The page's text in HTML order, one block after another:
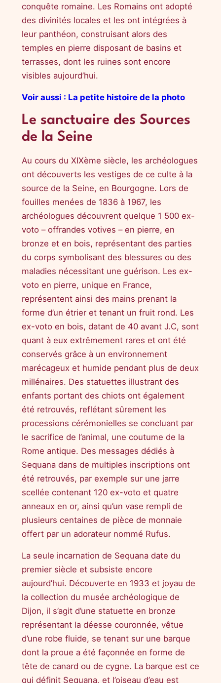
conquête romaine. Les Romains ont adopté
des divinités locales et les ont intégrées à
leur panthéon, construisant alors des
temples en pierre disposant de basins et
terrasses, dont les ruines sont encore
visibles aujourd’hui.
Voir aussi : La petite histoire de la photo
Le sanctuaire des Sources
de la Seine
Au cours du XIXème siècle, les archéologues
ont découverts les vestiges de ce culte à la
source de la Seine, en Bourgogne. Lors de
fouilles menées de 1836 à 1967, les
archéologues découvrent quelque 1 500 ex-
voto – offrandes votives – en pierre, en
bronze et en bois, représentant des parties
du corps symbolisant des blessures ou des
maladies nécessitant une guérison. Les ex-
voto en pierre, unique en France,
représentent ainsi des mains prenant la
forme d’un étrier et tenant un fruit rond. Les
ex-voto en bois, datant de 40 avant J.C, sont
quant à eux extrêmement rares et ont été
conservés grâce à un environnement
marécageux et humide pendant plus de deux
millénaires. Des statuettes illustrant des
enfants portant des chiots ont également
été retrouvés, reflétant sûrement les
processions cérémonielles se concluant par
le sacrifice de l’animal, une coutume de la
Rome antique. Des messages dédiés à
Sequana dans de multiples inscriptions ont
été retrouvés, par exemple sur une jarre
scellée contenant 120 ex-voto et quatre
anneaux en or, ainsi qu’un vase rempli de
plusieurs centaines de pièce de monnaie
offert par un adorateur nommé Rufus.
La seule incarnation de Sequana date du
premier siècle et subsiste encore
aujourd’hui. Découverte en 1933 et joyau de
la collection du musée archéologique de
Dijon, il s’agit d’une statuette en bronze
représentant la déesse couronnée, vêtue
d’une robe fluide, se tenant sur une barque
dont la proue a été façonnée en forme de
tête de canard ou de cygne. La barque est ce
qui définit Sequana, et l’oiseau d’eau est